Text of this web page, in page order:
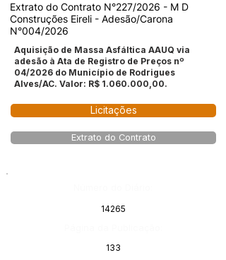
Extrato do Contrato N°227/2026 - M D
Construções Eireli - Adesão/Carona
N°004/2026
Aquisição de Massa Asfáltica AAUQ via
adesão à Ata de Registro de Preços nº
04/2026 do Município de Rodrigues
Alves/AC. Valor: R$ 1.060.000,00.
Licitações
Extrato do Contrato
14265
133